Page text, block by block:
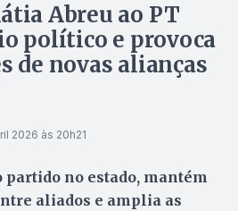
Abreu ao PT
político e provoca
de novas alianças
2026 às 20h21
no estado, mantém
aliados e amplia as